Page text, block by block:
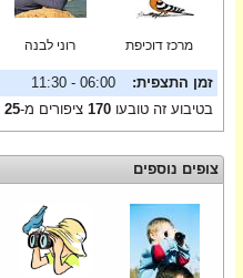
מרכז דוכיפת רוני לבנה
זמן התצפית:
06:00 - 11:30
בטיבוע זה טובעו 170 ציפורים מ-25
צופים נוספים